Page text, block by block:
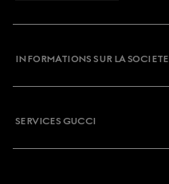
INFORMATIONS SUR LA SOCIETE
SERVICES GUCCI